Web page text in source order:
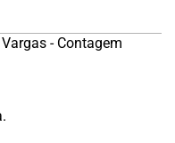
- Contagem